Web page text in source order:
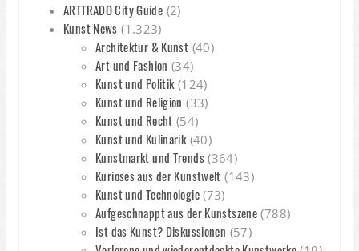
ARTTRADO City Guide (2)
Kunst News (1.323)
Architektur & Kunst (40)
Art und Fashion (34)
Kunst und Politik(124)
Kunst und Religion (33)
Kunst und Recht (54)
Kunst und Kulinarik(40)
Kunstmarkt und Trends(364)
Kurioses aus der Kunstwelt (143)
Kunst und Technologie(73)
Aufgeschnappt aus der Kunstszene (788)
Ist das Kunst? Diskussionen (57)